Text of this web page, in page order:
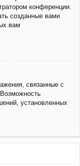
конференции.
созданные вами
вам
связанные с
установленных